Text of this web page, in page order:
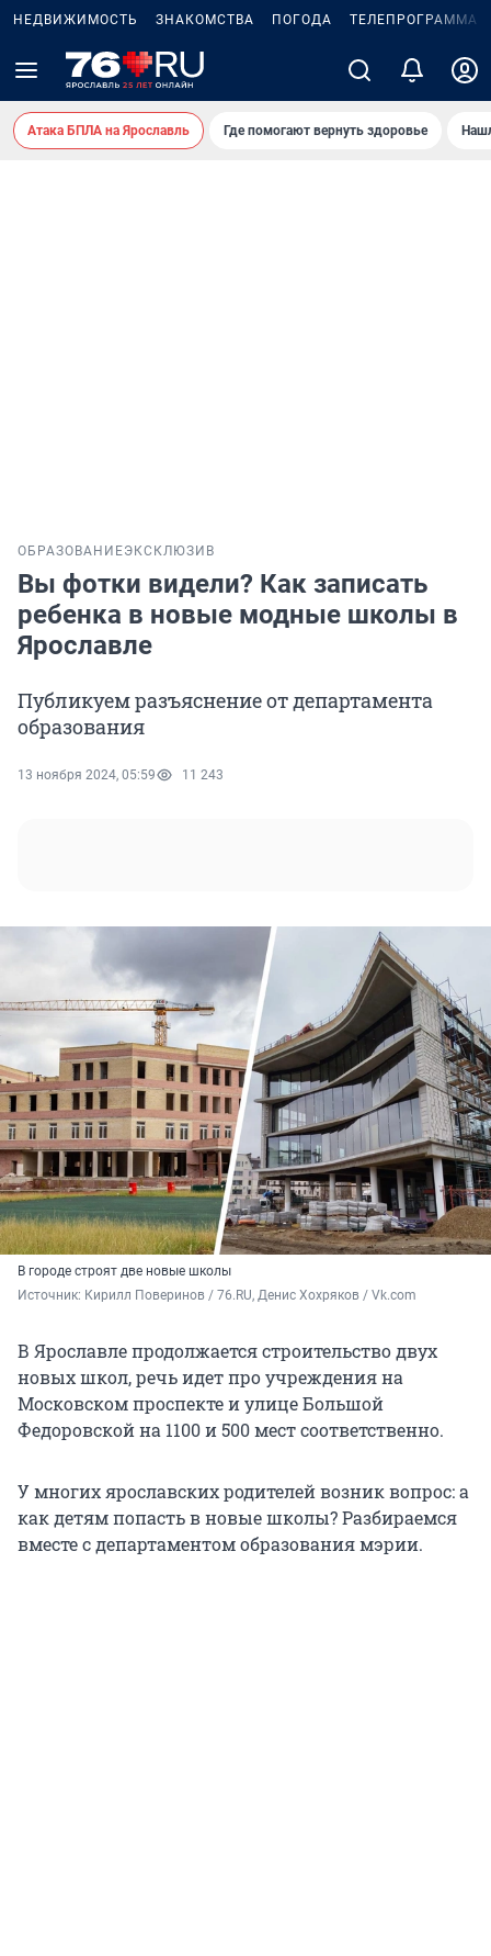
НЕДВИЖИМОСТЬ ЗНАКОМСТВА ПОГОДА ТЕЛЕПРОГРАММА
Атака БПЛА на Ярославль Где помогают вернуть здоровье
ОБРАЗОВАНИЕЭКСКЛЮЗИВ
Вы фотки видели? Как записать
ребенка в новые модные школы в
Ярославле
Публикуем разъяснение от департамента
образования
13 ноября 2024, 05:59 11 243
В городе строят две новые школы
Источник: Кирилл Поверинов / 76.RU, Денис Хохряков / Vk.com
В Ярославле продолжается строительство двух
новых школ, речь идет про учреждения на
Московском проспекте и улице Большой
Федоровской на 1100 и 500 мест соответственно.
У многих ярославских родителей возник вопрос: а
как детям попасть в новые школы? Разбираемся
вместе с департаментом образования мэрии.